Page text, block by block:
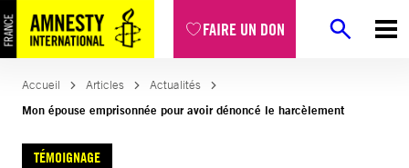
FAIRE UN DON
Aller
au
contenu
Accueil Articles
Actualités
Mon épouse emprisonnée pour avoir dénoncé le harcèlement
TÉMOIGNAGE